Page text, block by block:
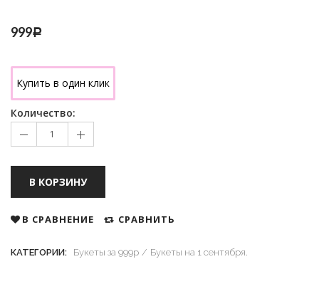
999Р
Купить в один клик
Количество:
В КОРЗИНУ
В СРАВНЕНИЕ СРАВНИТЬ
КАТЕГОРИИ: Букеты за 999р Букеты на 1 сентября.